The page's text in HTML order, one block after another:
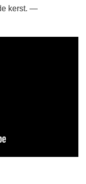
kerst. —